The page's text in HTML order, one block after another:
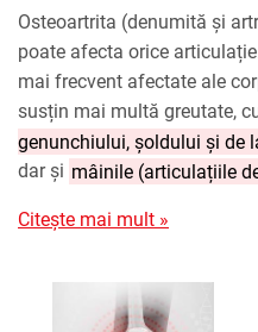
Osteoartrita (denumită și
poate afecta orice
mai frecvent afectate ale
susțin mai multă greutate,
genunchiului, șoldului și de
dar și mâinile (articulațiile
Citește mai mult »